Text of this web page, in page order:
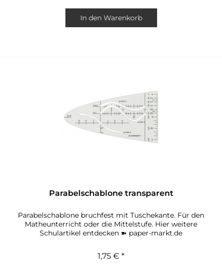
In den Warenkorb
Parabelschablone transparent
Parabelschablone bruchfest mit Tuschekante. Für den
Matheunterricht oder die Mittelstufe. Hier weitere
Schulartikel entdecken ➽ paper-markt.de
1,75 € *